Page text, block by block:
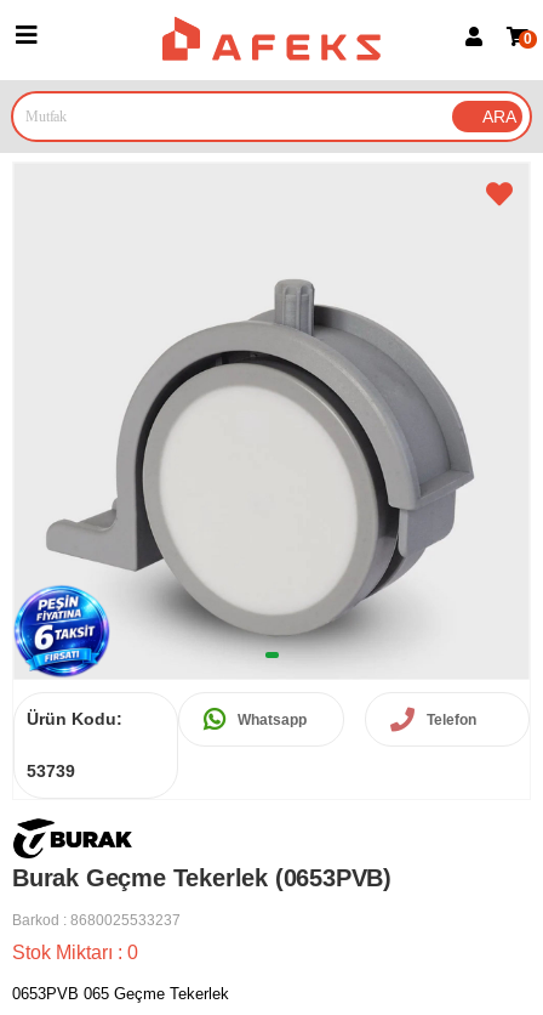
Google İle Bağlan
0
Ürün Kodu:
53739
Whatsapp Telefon
Burak Geçme Tekerlek (0653PVB)
Barkod : 8680025533237
Stok Miktarı : 0
0653PVB 065 Geçme Tekerlek